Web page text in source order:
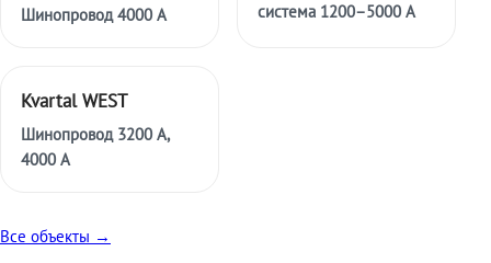
Шинопровод 4000 А
система 1200–5000 А
Kvartal WEST
Шинопровод 3200 А,
4000 А
Все объекты →